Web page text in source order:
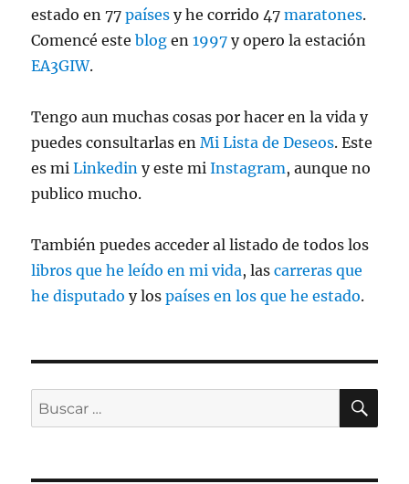
estado en 77países y he corrido 47maratones.
Comencé esteblog en1997 y opero la estación
EA3GIW.
Tengo aun muchas cosas por hacer en la vida y
puedes consultarlas enMi Lista de Deseos. Este
es miLinkedin y este miInstagram, aunque no
publico mucho.
También puedes acceder al listado de todos los
libros que he leído en mi vida, lascarreras que
he disputado y lospaíses en los que he estado.
Buscar
por: